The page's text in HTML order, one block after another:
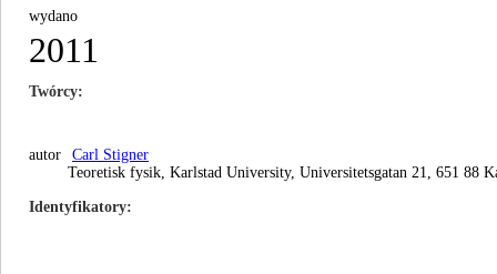
wydano
2011
Twórcy
autor
Carl Stigner
Teoretisk fysik, Karlstad University, Universitetsgatan 21, 651 88
Identyfikatory